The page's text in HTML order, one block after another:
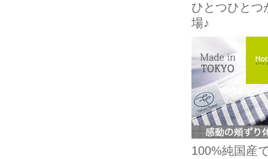
ひとつひとつ
場♪
100%純国産